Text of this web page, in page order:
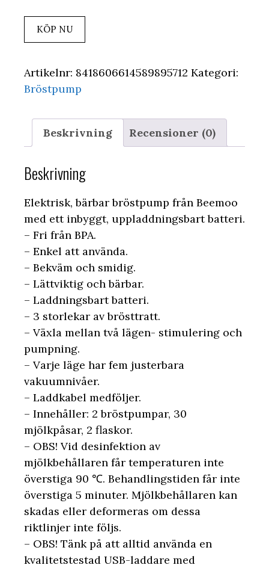
KÖP NU
Artikelnr: 8418606614589895712 Kategori:
Bröstpump
Beskrivning Recensioner (0)
Beskrivning
Elektrisk, bärbar bröstpump från Beemoo
med ett inbyggt, uppladdningsbart batteri.
– Fri från BPA.
– Enkel att använda.
– Bekväm och smidig.
– Lättviktig och bärbar.
– Laddningsbart batteri.
– 3 storlekar av brösttratt.
– Växla mellan två lägen- stimulering och
pumpning.
– Varje läge har fem justerbara
vakuumnivåer.
– Laddkabel medföljer.
– Innehåller: 2 bröstpumpar, 30
mjölkpåsar, 2 flaskor.
– OBS! Vid desinfektion av
mjölkbehållaren får temperaturen inte
överstiga 90 ℃. Behandlingstiden får inte
överstiga 5 minuter. Mjölkbehållaren kan
skadas eller deformeras om dessa
riktlinjer inte följs.
– OBS! Tänk på att alltid använda en
kvalitetstestad USB-laddare med